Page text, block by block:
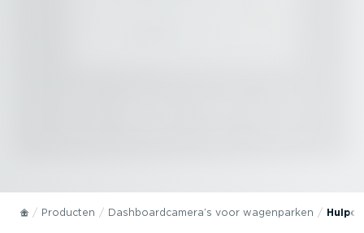
Producten Dashboard­camera’s voor wagenparken